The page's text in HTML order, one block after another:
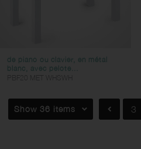
de piano ou clavier, en métal
blanc, avec pelote...
Show 36 items 3